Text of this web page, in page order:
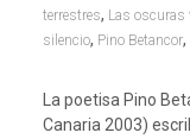
terrestres, Las oscuras
silencio, Pino Betancor,
La poetisa Pino
Canaria 2003)